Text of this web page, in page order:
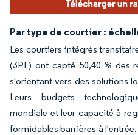
Par type de courtier :
Les courtiers intégrés
(3PL) ont capté 50,40 % des
s'orientant vers des solutions
Leurs budgets
mondiale et leur capacité à
formidables barrières à